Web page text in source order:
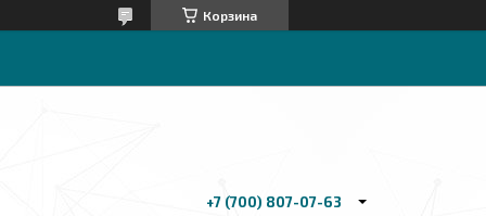
Корзина
+7 (700) 807-07-63